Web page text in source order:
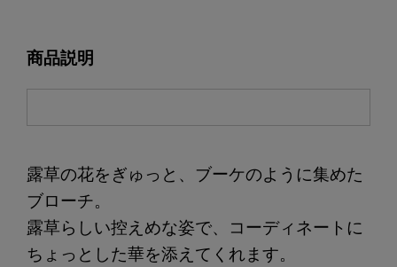
商品説明
露草の花をぎゅっと、ブーケのように集めた
ブローチ。
露草らしい控えめな姿で、コーディネートに
ちょっとした華を添えてくれます。